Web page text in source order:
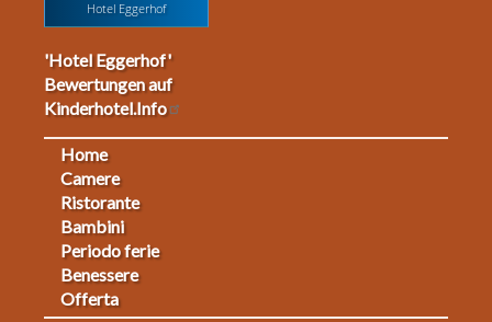
Hotel Eggerhof
'Hotel Eggerhof'
Bewertungen auf
Kinderhotel.Info
Footermenu
Home
Camere
Ristorante
Bambini
Periodo ferie
Benessere
Offerta